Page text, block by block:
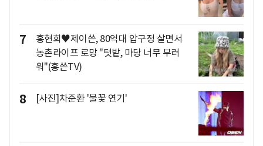
7
홍현희♥제이쓴, 80억대 압구정 살면서
농촌라이프 로망 "텃밭, 마당 너무 부러
워"(홍쓴TV)
8 [사진]차준환 '불꽃 연기'